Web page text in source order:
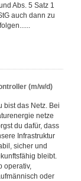
Abs. 5 Satz 1
auch dann zu
(m/w/d)
bist das Netz. Bei
netze
du dafür, dass
Infrastruktur
sicher und
bleibt.
operativ,
oder